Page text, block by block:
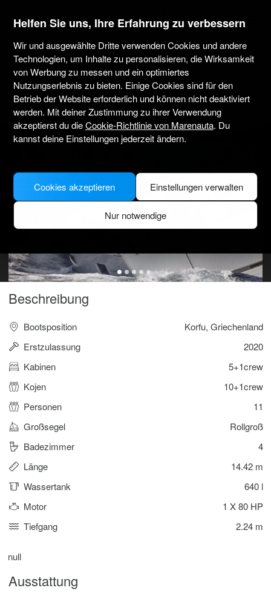
marenauta
Jeanneau Sun Odyssey 490 - 5 + 1
Cab. - Korfu
4.3(33 über Charter) Nur ohne Skipper Professionell
Marina Gouvia
Verifiziertes Boot
MODEL PICTURE FOR ILLUSTRATIVE PURPOSES ONLY
Beschreibung
Bootsposition
Korfu, Griechenland
Erstzulassung
2020
Kabinen
5+1crew
Kojen
10+1crew
Personen
11
Großsegel
Rollgroß
Badezimmer
4
Länge
14.42 m
Wassertank
640 l
Motor
1 X 80 HP
Tiefgang
2.24 m
null
Ausstattung
Helfen Sie uns, Ihre Erfahrung zu verbessern
Wir und ausgewählte Dritte verwenden Cookies und andere
Technologien, um Inhalte zu personalisieren, die Wirksamkeit
von Werbung zu messen und ein optimiertes
Nutzungserlebnis zu bieten. Einige Cookies sind für den
Betrieb der Website erforderlich und können nicht deaktiviert
werden. Mit deiner Zustimmung zu ihrer Verwendung
akzeptierst du dieCookie-Richtlinie von Marenauta. Du
kannst deine Einstellungen jederzeit ändern.
Einstellungen verwalten
Nur notwendige
Cookies akzeptieren